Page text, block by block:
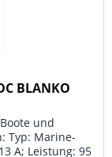
BLANKO
und
Typ: Marine-
A; Leistung: 95